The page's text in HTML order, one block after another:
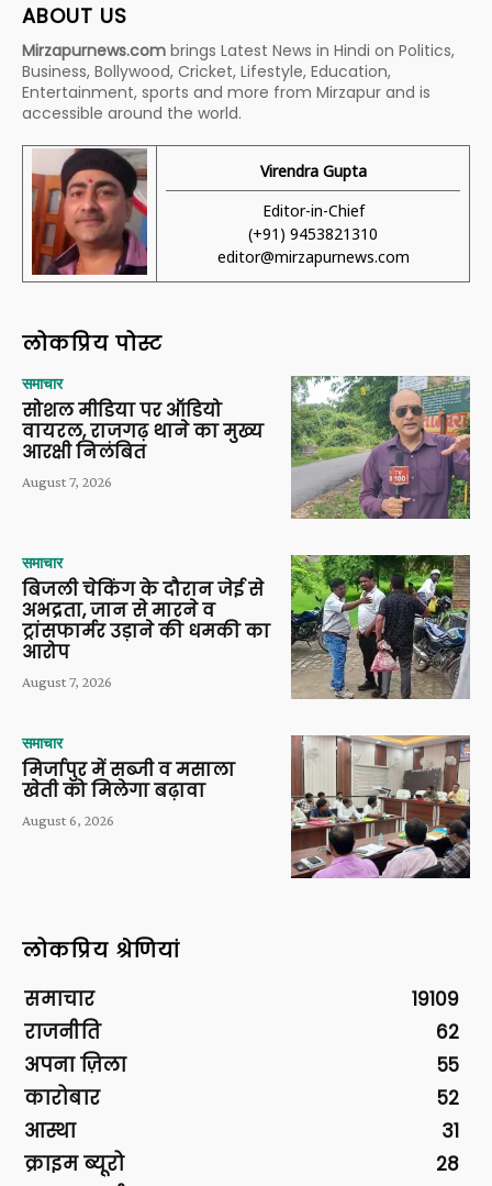
ABOUT US
Mirzapurnews.com brings Latest News in Hindi on Politics,
Business, Bollywood, Cricket, Lifestyle, Education,
Entertainment, sports and more from Mirzapur and is
accessible around the world.
Virendra Gupta
Editor-in-Chief
(+91) 9453821310
editor@mirzapurnews.com
लोकप्रिय पोस्ट
समाचार
सोशल मीडिया पर ऑडियो
वायरल, राजगढ़ थाने का मुख्य
आरक्षी निलंबित
August 7, 2026
समाचार
बिजली चेकिंग के दौरान जेई से
अभद्रता, जान से मारने व
ट्रांसफार्मर उड़ाने की धमकी का
आरोप
August 7, 2026
समाचार
मिर्जापुर में सब्जी व मसाला
खेती को मिलेगा बढ़ावा
August 6, 2026
लोकप्रिय श्रेणियां
समाचार
19109
राजनीति
62
अपना ज़िला
55
कारोबार
52
आस्था
31
क्राइम ब्यूरो
28